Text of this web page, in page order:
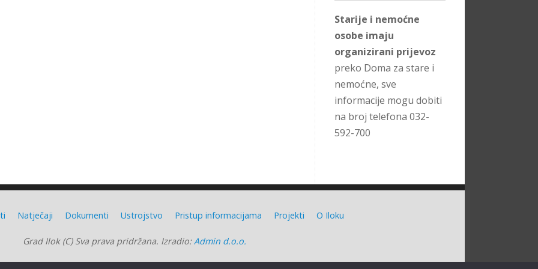
Starije i nemoćne
osobe imaju
organizirani prijevoz
preko Doma za stare i
nemoćne, sve
informacije mogu dobiti
na broj telefona 032-
592-700
Natječaji Dokumenti Ustrojstvo Pristup informacijama Projekti O Iloku
Grad Ilok (C) Sva prava pridržana. Izradio: Admin d.o.o.